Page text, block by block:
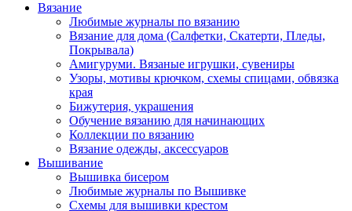
Вязание
Любимые журналы по вязанию
Вязание для дома (Салфетки, Скатерти, Пледы,
Покрывала)
Амигуруми. Вязаные игрушки, сувениры
Узоры, мотивы крючком, схемы спицами, обвязка
края
Бижутерия, украшения
Обучение вязанию для начинающих
Коллекции по вязанию
Вязание одежды, аксессуаров
Вышивание
Вышивка бисером
Любимые журналы по Вышивке
Схемы для вышивки крестом